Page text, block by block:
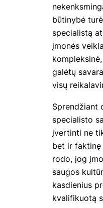
būtinybė
specialistą
įmonės
galėtų
visų
Sprendžiant
specialisto
įvertinti ne
bet ir faktinę
rodo, jog
saugos
kasdienius
kvalifikuotą